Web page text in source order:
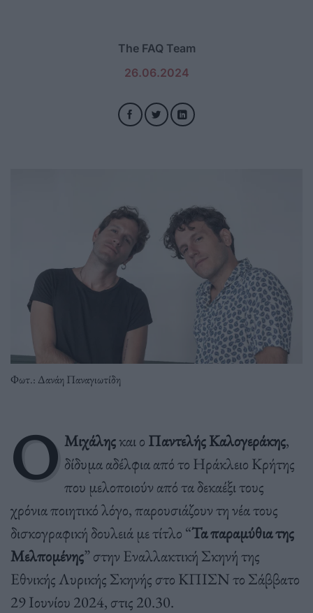
The FAQ Team
26.06.2024
Φωτ.: Δανάη Παναγιωτίδη
Ο Μιχάληςκαι ο Παντελής Καλογεράκης,
δίδυμα αδέλφια από το Ηράκλειο Κρήτης
που μελοποιούν από τα δεκαέξι τους
χρόνια ποιητικό λόγο, παρουσιάζουν τη νέα τους
δισκογραφική δουλειά με τίτλο “Τα παραμύθια της
Μελπομένης” στην Εναλλακτική Σκηνή της
Εθνικής Λυρικής Σκηνής στο ΚΠΙΣΝ το Σάββατο
29 Ιουνίου 2024, στις 20.30.